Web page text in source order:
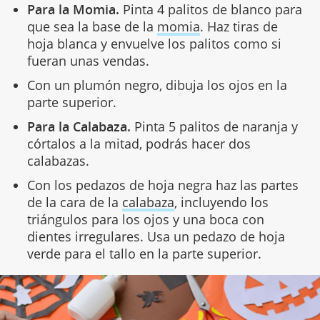
Para la Momia. Pinta 4 palitos de blanco para
que sea la base de la momia. Haz tiras de
hoja blanca y envuelve los palitos como si
fueran unas vendas.
Con un plumón negro, dibuja los ojos en la
parte superior.
Para la Calabaza. Pinta 5 palitos de naranja y
córtalos a la mitad, podrás hacer dos
calabazas.
Con los pedazos de hoja negra haz las partes
de la cara de la calabaza, incluyendo los
triángulos para los ojos y una boca con
dientes irregulares. Usa un pedazo de hoja
verde para el tallo en la parte superior.